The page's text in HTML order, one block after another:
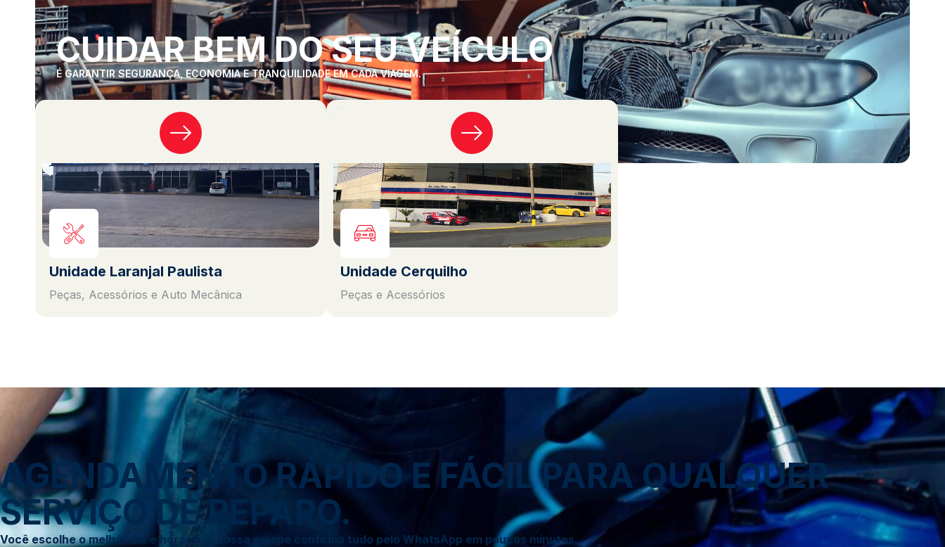
CUIDAR BEM DO SEU VEÍCULO
É GARANTIR SEGURANÇA, ECONOMIA E TRANQUILIDADE EM CADA VIAGEM.
Unidade Laranjal Paulista
Peças, Acessórios e Auto Mecânica
Unidade Cerquilho
Peças e Acessórios
AGENDAMENTO RÁPIDO E FÁCIL PARA QUALQUER
SERVIÇO DE REPARO.
Você escolhe o melhor dia e horário, e nossa equipe confirma tudo pelo WhatsApp em poucos minutos.